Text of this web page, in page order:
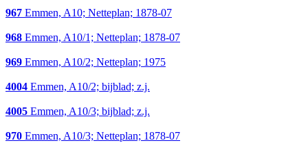
967 Emmen, A10; Netteplan; 1878-07
968 Emmen, A10/1; Netteplan; 1878-07
969 Emmen, A10/2; Netteplan; 1975
4004 Emmen, A10/2; bijblad; z.j.
4005 Emmen, A10/3; bijblad; z.j.
970 Emmen, A10/3; Netteplan; 1878-07